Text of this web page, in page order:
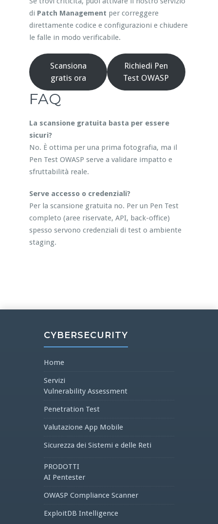
di Patch Management per correggere
direttamente codice e configurazioni e chiudere
le falle in modo verificabile.
Scansiona
gratis ora
Richiedi Pen
Test OWASP
FAQ
La scansione gratuita basta per essere
sicuri?
No. È ottima per una prima fotografia, ma il
Pen Test OWASP serve a validare impatto e
sfruttabilità reale.
Serve accesso o credenziali?
Per la scansione gratuita no. Per un Pen Test
completo (aree riservate, API, back-office)
spesso servono credenziali di test o ambiente
staging.
CYBERSECURITY
Home
Servizi
Vulnerability Assessment
Penetration Test
Valutazione App Mobile
Sicurezza dei Sistemi e delle Reti
PRODOTTI
AI Pentester
OWASP Compliance Scanner
ExploitDB Intelligence